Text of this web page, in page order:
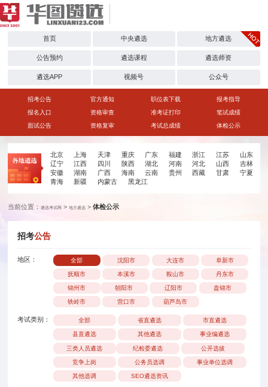
首页 中央遴选 地方遴选
公告预约 遴选课程 遴选师资
遴选APP 视频号 公众号
招考公告 官方通知 职位表下载
报考指导
报名入口
资格审查 准考证打印
笔试成绩
面试公告
资格复审 考试总成绩 体检公示
北京 上海 天津 重庆 广东 福建 浙江 江苏
山东
辽宁
江西 四川 陕西 湖北 河南 河北 山西
吉林
安徽
湖南 广西 海南 云南 贵州 西藏 甘肃
宁夏
青海
新疆 内蒙古 黑龙江
当前位置：遴选考试网 >地方遴选 >体检公示
招考公告
地区： 全部 沈阳市 大连市 阜新市
抚顺市 本溪市 鞍山市 丹东市
锦州市 朝阳市 辽阳市 盘锦市
铁岭市 营口市 葫芦岛市
考试类别： 全部 省直遴选 市直遴选
县直遴选 其他遴选 事业编遴选
三类人员遴选 纪检委遴选 公开选拔
竞争上岗 公务员选调 事业单位选调
其他选调 SEO遴选资讯